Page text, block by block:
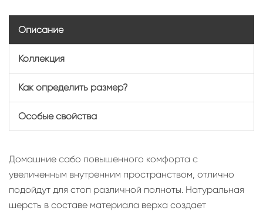
Описание
Коллекция
Как определить размер?
Особые свойства
Домашние сабо повышенного комфорта с
увеличенным внутренним пространством, отлично
подойдут для стоп различной полноты. Натуральная
шерсть в составе материала верха создает